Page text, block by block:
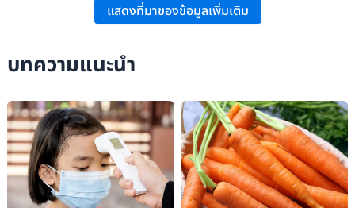
“Heart Disease: Diagnosis”.
แสดงที่มาของข้อมูลเพิ่มเติม
บทความแนะนำ